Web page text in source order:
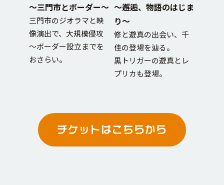
～三門市とボーダー～
三門市のジオラマと映
像演出で、大規模侵攻
～ボーダー設立までを
おさらい。
～邂逅、物語のはじま
り～
修と遊真の出会い、千
佳の登場を辿る。
黒トリガーの遊真とレ
プリカも登場。
チケット は こちらから